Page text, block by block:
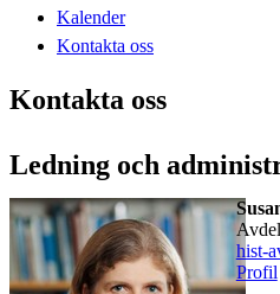
Kalender
Kontakta oss
Kontakta oss
Ledning och
hist-
Profil